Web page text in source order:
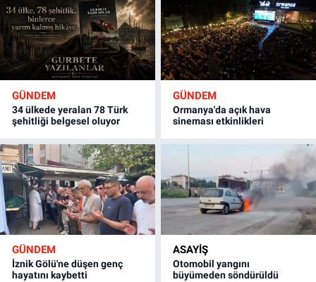
GÜNDEM
34 ülkede yeralan 78 Türk
şehitliği belgesel oluyor
GÜNDEM
Ormanya'da açık hava
sineması etkinlikleri
GÜNDEM
İznik Gölü'ne düşen genç
hayatını kaybetti
ASAYİŞ
Otomobil yangını
büyümeden söndürüldü